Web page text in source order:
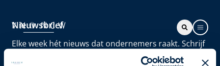
Nieuwsbrief
Elke week hét nieuws dat ondernemers raakt. Schrijf
je nu in voor de VNO-NCW nieuwsbrief.